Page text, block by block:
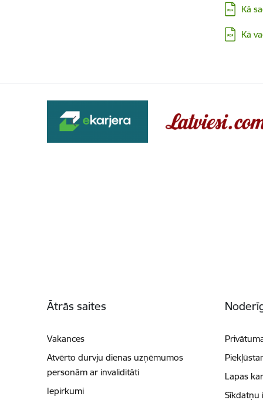
Kā
Kā
Ātrās saites
Vakances
Atvērto durvju dienas uzņēmumos
personām ar invaliditāti
Iepirkumi
Lapas
Sīkdatņu